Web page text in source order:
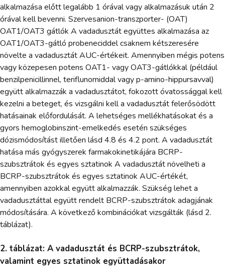
alkalmazása előtt legalább 1 órával vagy alkalmazásuk után 2
órával kell bevenni. Szervesanion-transzporter- (OAT)
OAT1/OAT3 gátlók A vadadusztát együttes alkalmazása az
OAT1/OAT3-gátló probeneciddel csaknem kétszeresére
növelte a vadadusztát AUC-értékeit. Amennyiben mégis potens
vagy közepesen potens OAT1- vagy OAT3-gátlókkal (például
benzilpenicillinnel, teriflunomiddal vagy p-amino-hippursavval)
együtt alkalmazzák a vadadusztátot, fokozott óvatossággal kell
kezelni a beteget, és vizsgálni kell a vadadusztát felerősödött
hatásainak előfordulását. A lehetséges mellékhatásokat és a
gyors hemoglobinszint-emelkedés esetén szükséges
dózismódosítást illetően lásd 4.8 és 4.2 pont. A vadadusztát
hatása más gyógyszerek farmakokinetikájára BCRP-
szubsztrátok és egyes sztatinok A vadadusztát növelheti a
BCRP-szubsztrátok és egyes sztatinok AUC-értékét,
amennyiben azokkal együtt alkalmazzák. Szükség lehet a
vadadusztáttal együtt rendelt BCRP-szubsztrátok adagjának
módosítására. A következő kombinációkat vizsgálták (lásd 2.
táblázat).
2. táblázat: A vadadusztát és BCRP-szubsztrátok,
valamint egyes sztatinok együttadásakor